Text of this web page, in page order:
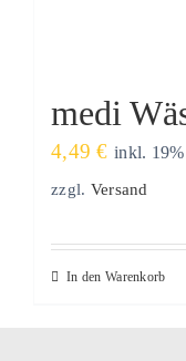
medi
4,49€ inkl.
zzgl. Versand
In den Warenkorb